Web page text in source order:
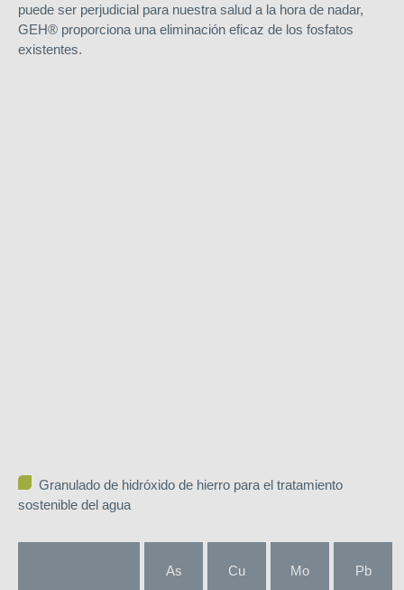
puede ser perjudicial para nuestra salud a la hora de nadar,
GEH® proporciona una eliminación eficaz de los fosfatos
existentes.
Granulado de hidróxido de hierro para el tratamiento
sostenible del agua
As Cu Mo Pb